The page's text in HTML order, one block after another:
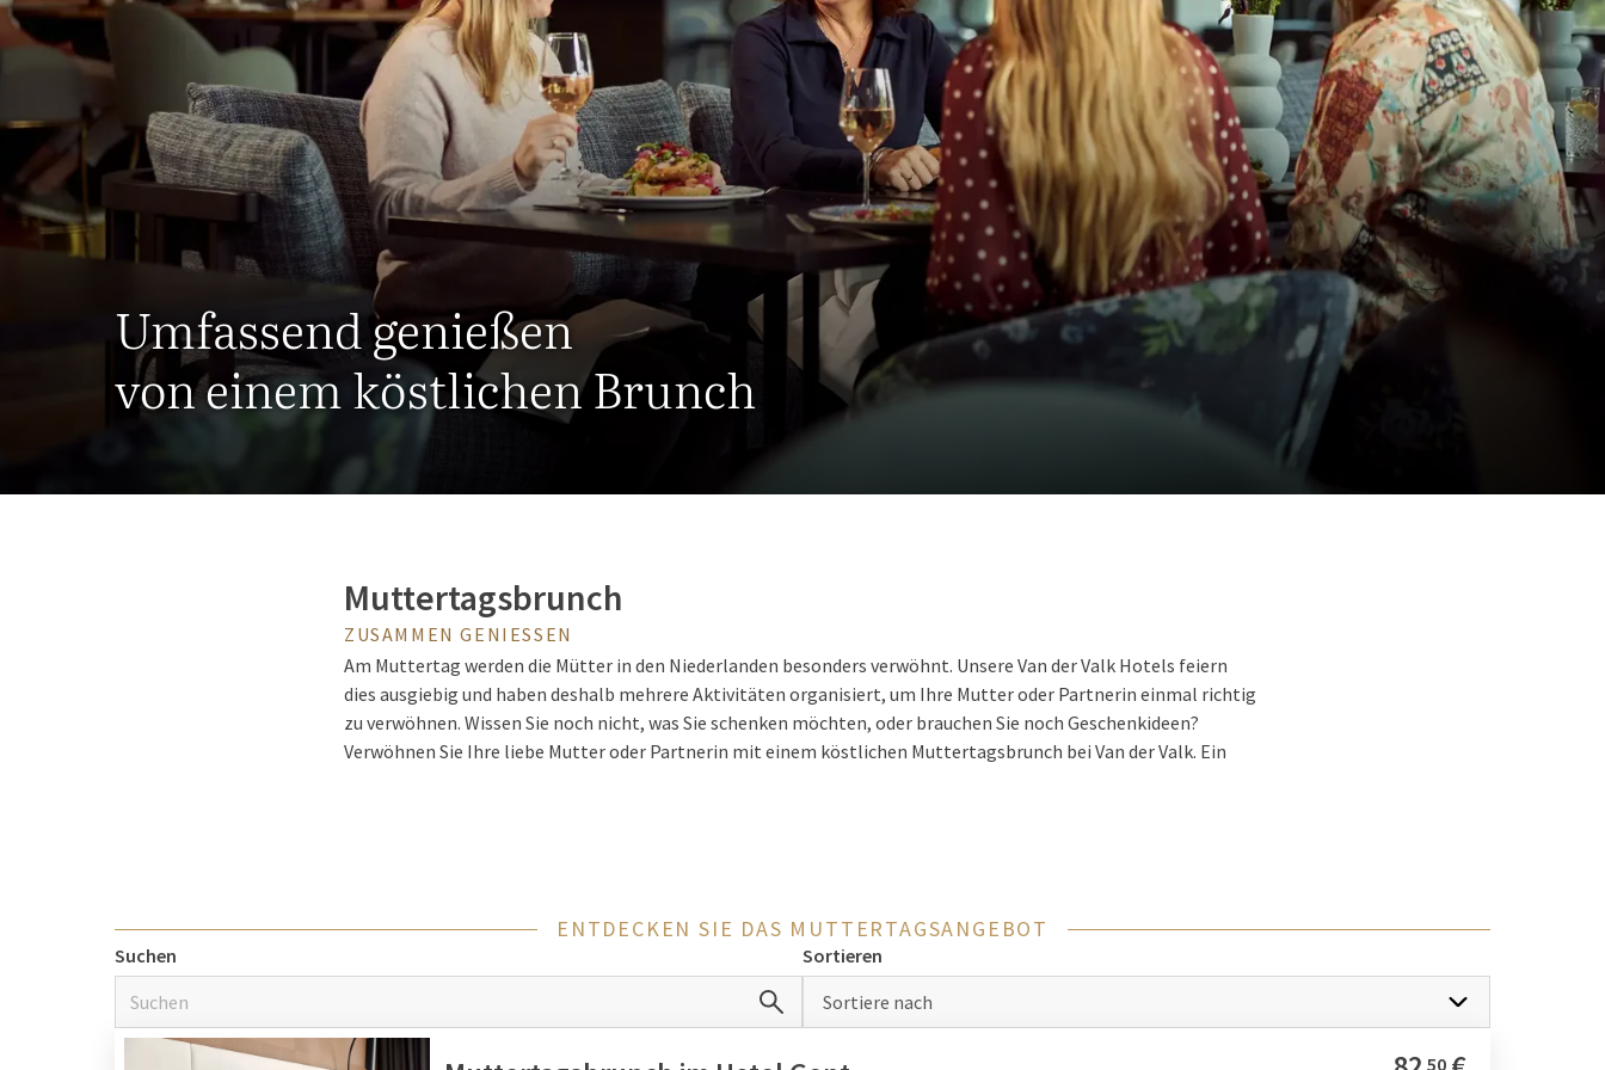
Umfassend genießen
von einem köstlichen Brunch
Muttertagsbrunch
ZUSAMMEN GENIESSEN
Am Muttertag werden die Mütter in den Niederlanden besonders verwöhnt. Unsere Van der Valk Hotels feiern
dies ausgiebig und haben deshalb mehrere Aktivitäten organisiert, um Ihre Mutter oder Partnerin einmal richtig
zu verwöhnen. Wissen Sie noch nicht, was Sie schenken möchten, oder brauchen Sie noch Geschenkideen?
Verwöhnen Sie Ihre liebe Mutter oder Partnerin mit einem köstlichen Muttertagsbrunch bei Van der Valk. Ein
Während des Muttertagsbrunchs stehen Mütter im Rampenlicht, aber natürlich ist jeder willkommen.
Überraschen Sie deshalb zusammen mit der ganzen Familie Ihre Mutter oder Partnerin mit einem
Muttertagsbrunch in einem Van der Valk Hotel. Genießen tun Sie zusammen - daher bieten unsere Van der Valk
Hotels spezielle Kindergerichte an und verfügen oft über eine spezielle Kinderecke.
ENTDECKEN SIE DAS MUTTERTAGSANGEBOT
Suchen
Sortieren
Sortiere nach
50